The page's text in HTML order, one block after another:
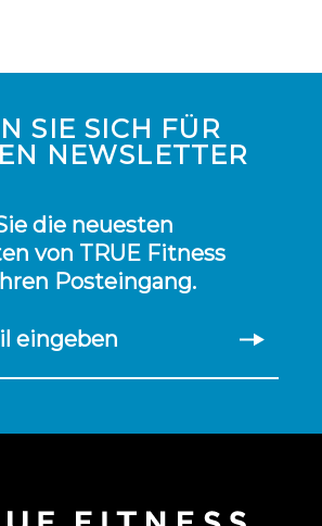
SIE SICH FÜR
NEWSLETTER
die neuesten
von TRUE Fitness
Posteingang.
eingeben